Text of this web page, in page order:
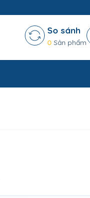
So sánh
0 Sản phẩm